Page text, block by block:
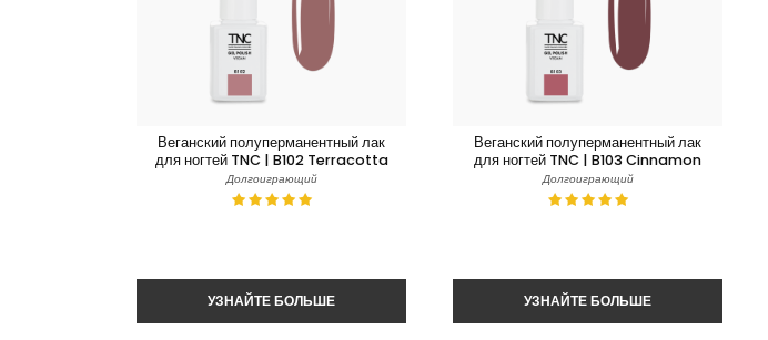
Веганский полуперманентный лак
для ногтей TNC | B102 Terracotta
Долгоиграющий
Веганский полуперманентный лак
для ногтей TNC | B103 Cinnamon
Долгоиграющий